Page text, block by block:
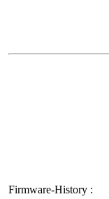
Firmware-History :